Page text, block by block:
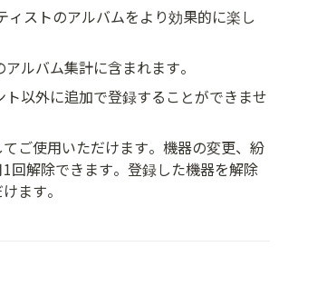
ィストのアルバムをより効果的に楽し
ルバム集計に含まれます。
以外に追加で登録することができませ
ご使用いただけます。機器の変更、紛
回解除できます。登録した機器を解除
ます。